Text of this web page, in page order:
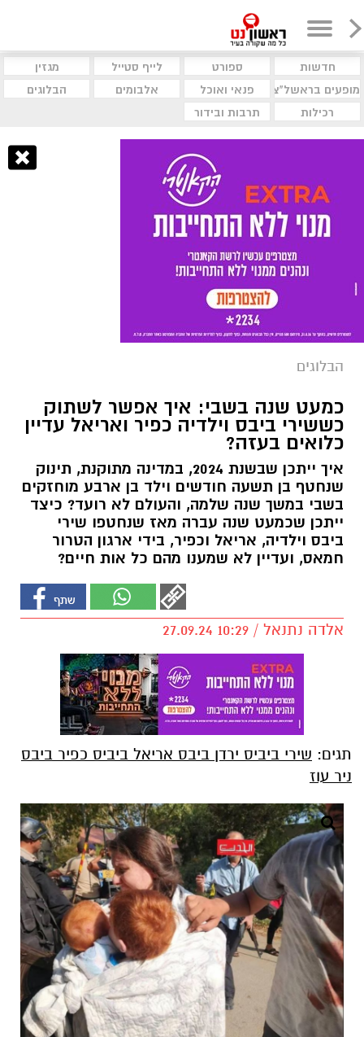
חדשות ספורט לייף סטייל
מגזין
מופעים בראשל"צ
פנאי ואוכל אלבומים
הבלוגים
רכילות
תרבות ובידור
הבלוגים
כמעט שנה בשבי: איך אפשר לשתוק
כששירי ביבס וילדיה כפיר ואריאל עדיין
כלואים בעזה?
איך ייתכן שבשנת 2024, במדינה מתוקנת, תינוק
שנחטף בן תשעה חודשים וילד בן ארבע מוחזקים
בשבי במשך שנה שלמה, והעולם לא רועד? כיצד
ייתכן שכמעט שנה עברה מאז שנחטפו שירי
ביבס וילדיה, אריאל וכפיר, בידי ארגון הטרור
חמאס, ועדיין לא שמענו מהם כל אות חיים?
אלדה נתנאל / 10:29 27.09.24
תגים: שירי ביביס ירדן ביבס אריאל ביביס כפיר ביבס
ניר עוז